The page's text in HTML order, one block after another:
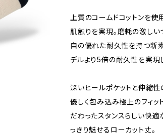
上質のコームドコットンを
肌触りを実現。磨耗の激し
自の優れた耐久性を持つ新素
デルより5倍の耐久性を実現
深いヒールポケットと伸縮性
優しく包み込み極上のフィッ
だわったスタンスらしい快
っきり魅せるローカット丈。